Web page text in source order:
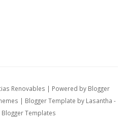
Renovables | Powered by Blogger
| Blogger Template by Lasantha -
Blogger Templates